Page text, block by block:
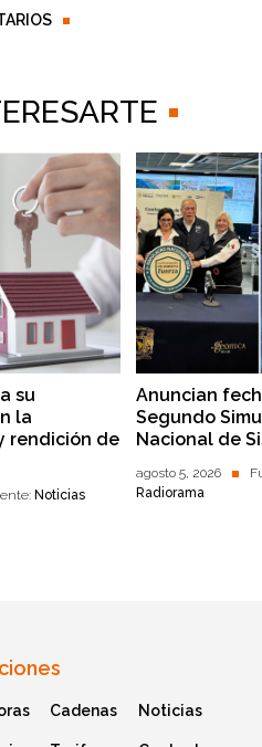
su
la
rendición de
Noticias
Anuncian
Segundo
Nacional de
agosto 5, 2026
Radiorama
Cadenas Noticias